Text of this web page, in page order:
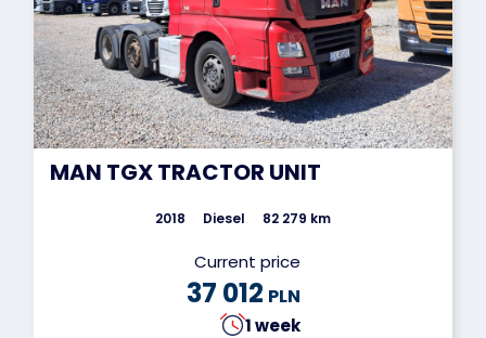
MAN TGX TRACTOR UNIT
2018 Diesel 82 279 km
Current price
37 012 PLN
1 week